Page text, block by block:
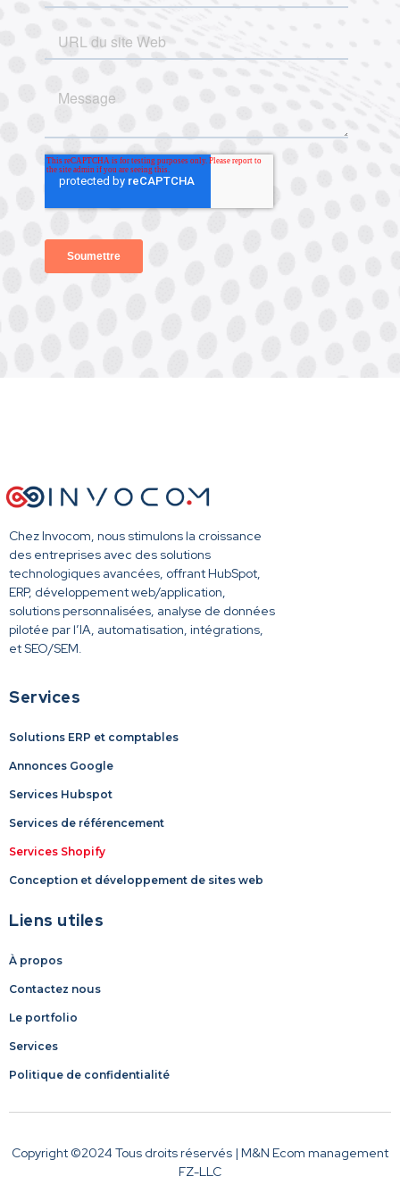
Chez Invocom, nous stimulons la croissance
des entreprises avec des solutions
technologiques avancées, offrant HubSpot,
ERP, développement web/application,
solutions personnalisées, analyse de données
pilotée par l’IA, automatisation, intégrations,
et SEO/SEM.
Services
Solutions ERP et comptables
Annonces Google
Services Hubspot
Services de référencement
Services Shopify
Conception et développement de sites web
Liens utiles
À propos
Contactez nous
Le portfolio
Services
Politique de confidentialité
Copyright ©2024 Tous droits réservés | M&N Ecom management
FZ-LLC